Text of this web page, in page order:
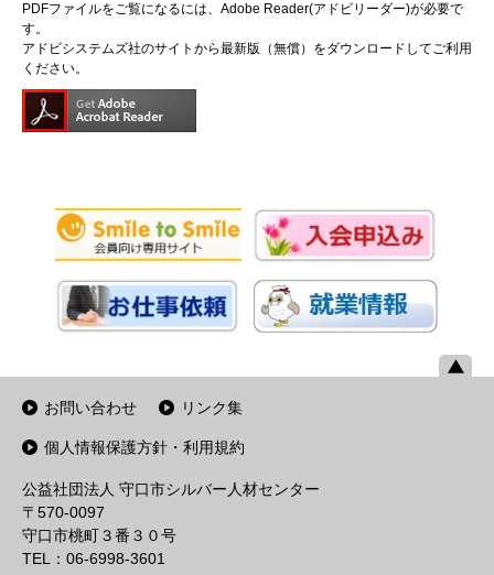
PDFファイルをご覧になるには、Adobe Reader(アドビリーダー)が必要で
す。
アドビシステムズ社のサイトから最新版（無償）をダウンロードしてご利用
ください。
お問い合わせ リンク集
個人情報保護方針・利用規約
公益社団法人 守口市シルバー人材センター
〒570-0097
守口市桃町３番３０号
TEL：06-6998-3601